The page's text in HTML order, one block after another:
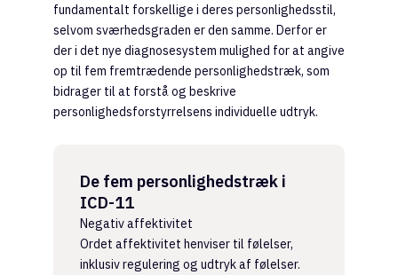
fundamentalt forskellige i deres personlighedsstil,
selvom sværhedsgraden er den samme. Derfor er
der i det nye diagnosesystem mulighed for at angive
op til fem fremtrædende personlighedstræk, som
bidrager til at forstå og beskrive
personlighedsforstyrrelsens individuelle udtryk.
De fem personlighedstræk i
ICD-11
Negativ affektivitet
Ordet affektivitet henviser til følelser,
inklusiv regulering og udtryk af følelser.